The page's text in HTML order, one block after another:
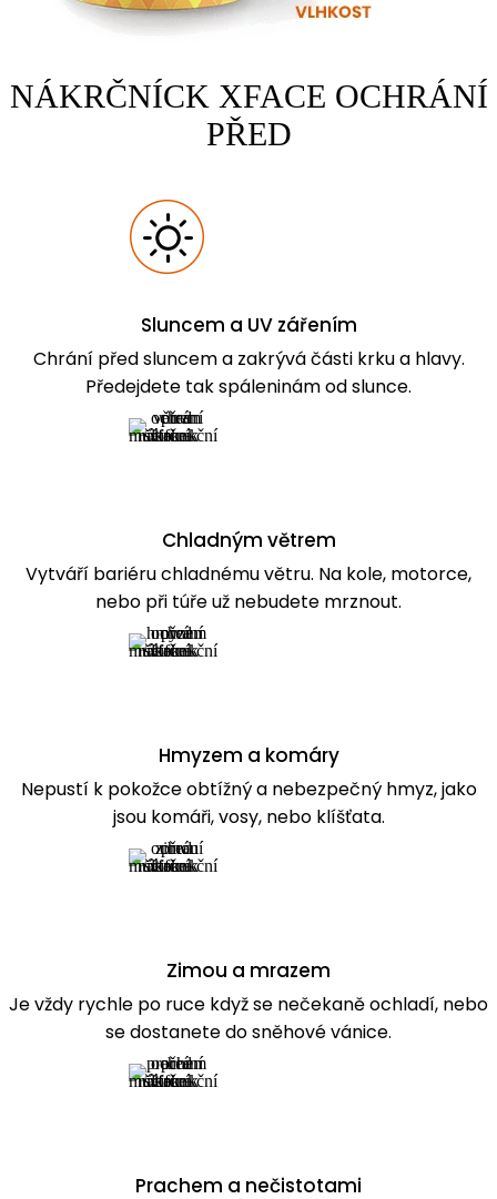
NÁKRČNÍCK XFACE OCHRÁNÍ
PŘED
Sluncem a UV zářením
Chrání před sluncem a zakrývá části krku a hlavy.
Předejdete tak spáleninám od slunce.
Chladným větrem
Vytváří bariéru chladnému větru. Na kole, motorce,
nebo při túře už nebudete mrznout.
Hmyzem a komáry
Nepustí k pokožce obtížný a nebezpečný hmyz, jako
jsou komáři, vosy, nebo klíšťata.
Zimou a mrazem
Je vždy rychle po ruce když se nečekaně ochladí, nebo
se dostanete do sněhové vánice.
Prachem a nečistotami